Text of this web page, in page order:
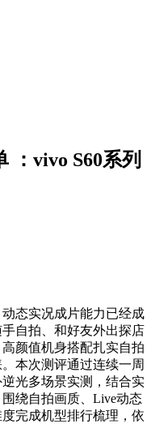
：vivo S60系列
态实况成片能力已经成
自拍、和好友外出探店
颜值机身搭配扎实自拍
本次测评通过连续一周
光多场景实测，结合实
绕自拍画质、Live动态
完成机型排行梳理，依